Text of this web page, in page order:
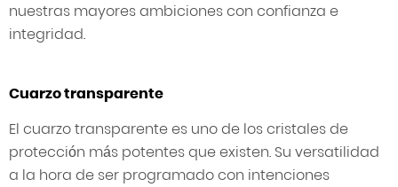
nuestras mayores ambiciones con confianza e
integridad.
Cuarzo transparente
El cuarzo transparente es uno de los cristales de
protección más potentes que existen. Su versatilidad
a la hora de ser programado con intenciones